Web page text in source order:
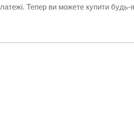
Тепер ви можете купити будь-